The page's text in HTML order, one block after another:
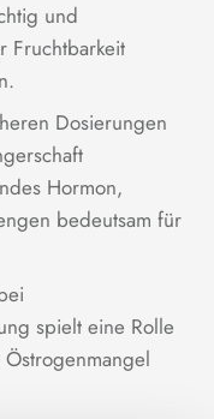
und
Fruchtbarkeit
Dosierungen
Hormon,
bedeutsam für
spielt eine Rolle